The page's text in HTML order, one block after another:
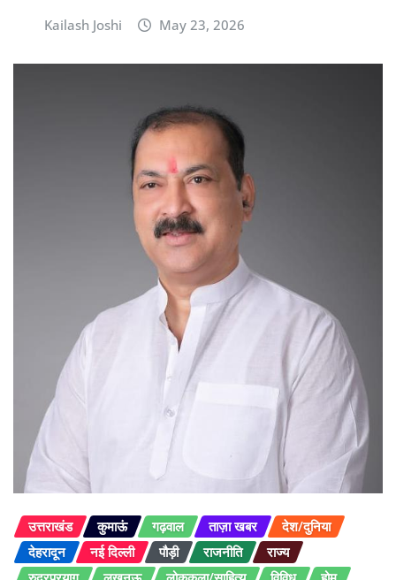
Kailash Joshi May 23, 2026
उत्तराखंड कुमाऊं गढ़वाल ताज़ा खबर
देश/दुनिया
देहरादून
नई दिल्ली पौड़ी राजनीति
राज्य